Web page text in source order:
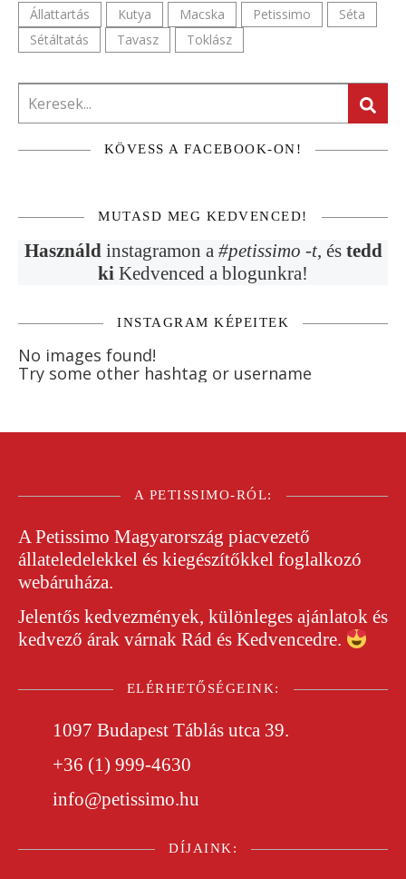
Állattartás Kutya Macska Petissimo
Séta
Sétáltatás
Tavasz Toklász
KÖVESS A FACEBOOK-ON!
MUTASD MEG KEDVENCED!
Használdinstagramon a #petissimo -t, és tedd
ki Kedvenced a blogunkra!
INSTAGRAM KÉPEITEK
No images found!
Try some other hashtag or username
A PETISSIMO-RÓL:
APetissimo Magyarország piacvezető
állateledelekkel és kiegészítőkkel foglalkozó
webáruháza.
Jelentős kedvezmények, különleges ajánlatok és
kedvező árak várnak Rád és Kedvencedre.
ELÉRHETŐSÉGEINK:
1097 Budapest Táblás utca 39.
+36 (1) 999-4630
info@petissimo.hu
DÍJAINK: